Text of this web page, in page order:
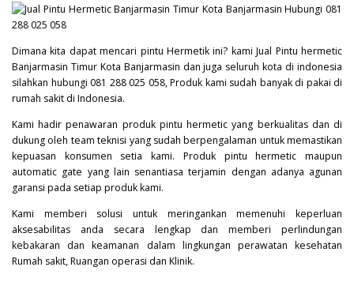
Dimana kita dapat mencari pintu Hermetik ini? kami Jual Pintu hermetic
Banjarmasin Timur Kota Banjarmasin dan juga seluruh kota di indonesia
silahkan hubungi 081 288 025 058, Produk kami sudah banyak di pakai di
rumah sakit di Indonesia.
Kami hadir penawaran produk pintu hermetic yang berkualitas dan di
dukung oleh team teknisi yang sudah berpengalaman untuk memastikan
kepuasan konsumen setia kami. Produk pintu hermetic maupun
automatic gate yang lain senantiasa terjamin dengan adanya agunan
garansi pada setiap produk kami.
Kami memberi solusi untuk meringankan memenuhi keperluan
aksesabilitas anda secara lengkap dan memberi perlindungan
kebakaran dan keamanan dalam lingkungan perawatan kesehatan
Rumah sakit, Ruangan operasi dan Klinik.